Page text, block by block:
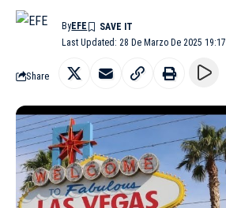
Last Updated: 28 De Marzo De 2025 19:17
ByEFE
Share